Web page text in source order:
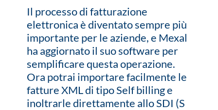
Il processo di fatturazione
elettronica è diventato sempre più
importante per le aziende, e Mexal
ha aggiornato il suo software per
semplificare questa operazione.
Ora potrai importare facilmente le
fatture XML di tipo Self billing e
inoltrarle direttamente allo SDI (S